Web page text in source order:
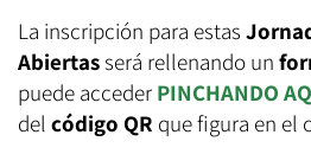
La inscripción para estas
Abiertasserá rellenando un
puede acceder PINCHANDO
del código QR que figura en el